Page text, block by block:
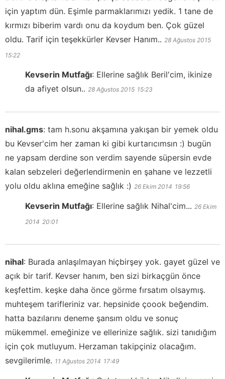
için yaptım dün. Eşimle parmaklarımızı yedik. 1 tane de
kırmızı biberim vardı onu da koydum ben. Çok güzel
oldu. Tarif için teşekkürler Kevser Hanım.. 28 Ağustos 2015
15:22
Kevserin Mutfağı: Ellerine sağlık Beril'cim, ikinize
da afiyet olsun.. 28 Ağustos 2015 15:23
nihal.gms: tam h.sonu akşamına yakışan bir yemek oldu
bu Kevser'cim her zaman ki gibi kurtarıcımsın :) bugün
ne yapsam derdine son verdim sayende süpersin evde
kalan sebzeleri değerlendirmenin en şahane ve lezzetli
yolu oldu aklına emeğine sağlık :) 26 Ekim 2014 19:56
Kevserin Mutfağı: Ellerine sağlık Nihal'cim... 26 Ekim
2014 20:01
nihal: Burada anlaşılmayan hiçbirşey yok. gayet güzel ve
açık bir tarif. Kevser hanım, ben sizi birkaçgün önce
keşfettim. keşke daha önce görme fırsatım olsaymış.
muhteşem tarifleriniz var. hepsinide çoook beğendim.
hatta bazılarını deneme şansım oldu ve sonuç
mükemmel. emeğinize ve ellerinize sağlık. sizi tanıdığım
için çok mutluyum. Herzaman takipçiniz olacağım.
sevgilerimle. 11 Ağustos 2014 17:49